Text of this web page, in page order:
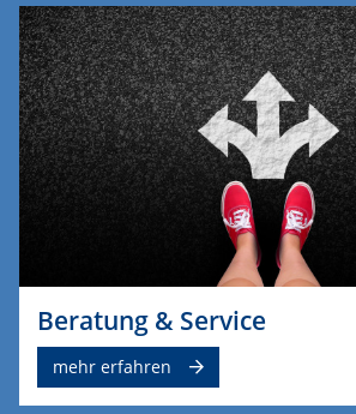
Beratung & Service
mehr erfahren